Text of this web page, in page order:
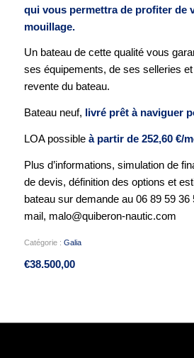
qui vous permettra de profiter de
mouillage.
Un bateau de cette qualité vous
ses équipements, de ses selleries
revente du bateau.
Bateau neuf, livré prêt à naviguer
LOA possible à partir de 252,60 €/
Plus d’informations, simulation de
de devis, définition des options et
bateau sur demande au 06 89 59 36
mail, malo@quiberon-nautic.com
Catégorie : Galia
€38.500,00